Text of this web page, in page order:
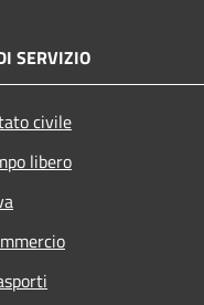
SERVIZIO
civile
libero